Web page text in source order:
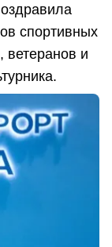
спортивных
ветеранов и